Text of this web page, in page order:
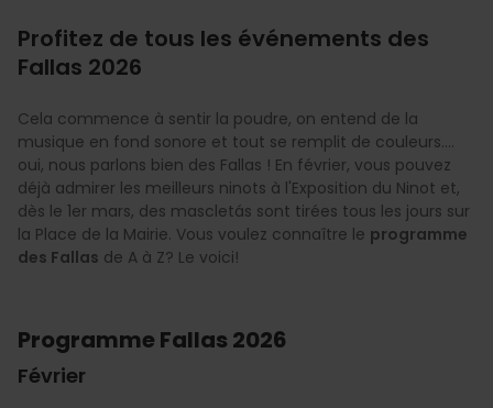
Profitez de tous les événements des
Fallas 2026
Cela commence à sentir la poudre, on entend de la
musique en fond sonore et tout se remplit de couleurs….
oui, nous parlons bien des Fallas ! En février, vous pouvez
déjà admirer les meilleurs ninots à l'Exposition du Ninot et,
dès le 1er mars, des mascletás sont tirées tous les jours sur
la Place de la Mairie. Vous voulez connaître le programme
des Fallas de A à Z? Le voici!
Programme Fallas 2026
Février